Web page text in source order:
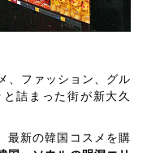
、ファッション、グル
詰まった街が新大久
最新の韓国コスメを購